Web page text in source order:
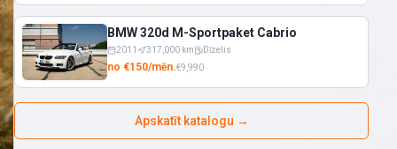
BMW 320d M-Sportpaket Cabrio
2011 317,000 km Dīzelis
no €150/mēn.€9,990
Apskatīt katalogu →